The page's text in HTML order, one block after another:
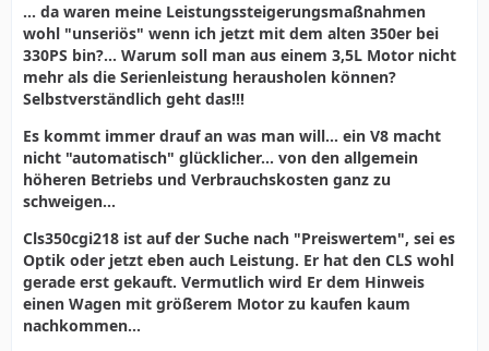
... da waren meine Leistungssteigerungsmaßnahmen
wohl "unseriös" wenn ich jetzt mit dem alten 350er bei
330PS bin?... Warum soll man aus einem 3,5L Motor nicht
mehr als die Serienleistung herausholen können?
Selbstverständlich geht das!!!
Es kommt immer drauf an was man will... ein V8 macht
nicht "automatisch" glücklicher... von den allgemein
höheren Betriebs und Verbrauchskosten ganz zu
schweigen...
Cls350cgi218 ist auf der Suche nach "Preiswertem", sei es
Optik oder jetzt eben auch Leistung. Er hat den CLS wohl
gerade erst gekauft. Vermutlich wird Er dem Hinweis
einen Wagen mit größerem Motor zu kaufen kaum
nachkommen...